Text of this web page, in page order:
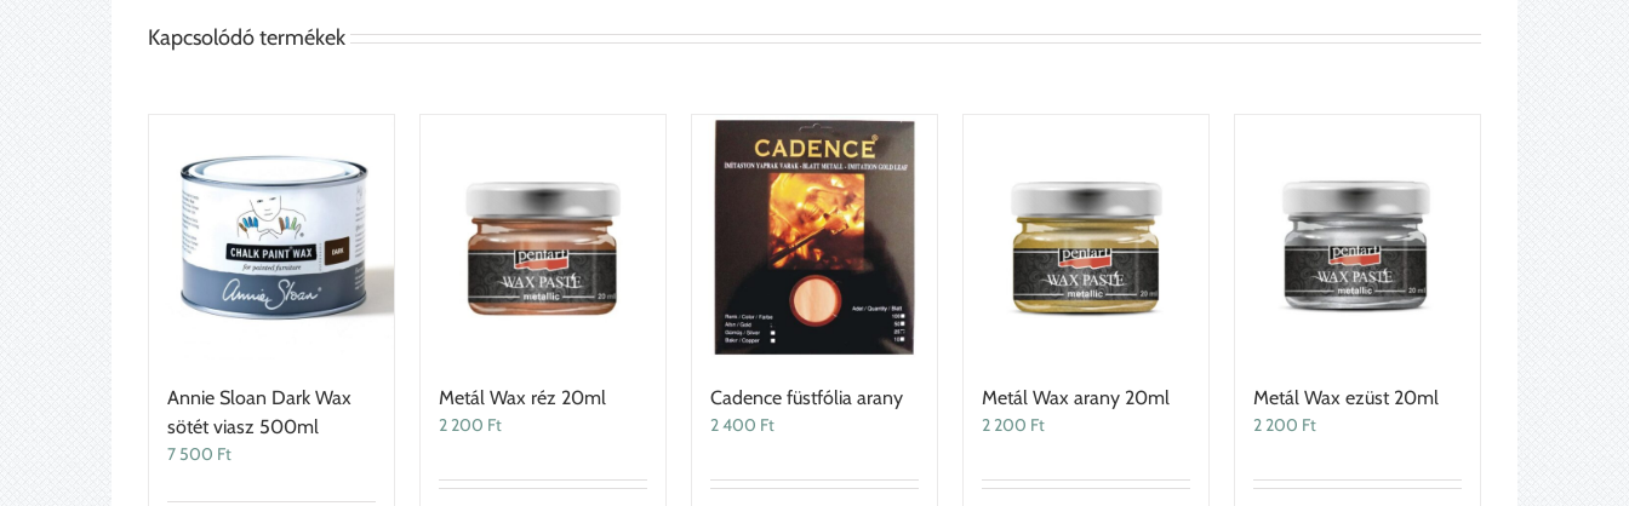
Kapcsolódó termékek
Annie Sloan Dark Wax
sötét viasz 500ml
7 500 Ft
Metál Wax réz 20ml
2 200 Ft
Cadence füstfólia arany
2 400 Ft
Metál Wax arany 20ml
2 200 Ft
Metál Wax ezüst 20ml
2 200 Ft